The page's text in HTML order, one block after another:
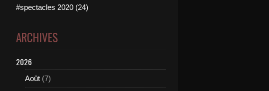
#spectacles 2020 (24)
ARCHIVES
2026
Août (7)